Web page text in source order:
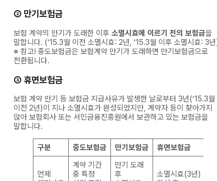
② 만기보험금
보험 계약의 만기가 도래한 이후 소멸시효에 이르기 전의 보험금을
말합니다. (‘15.3월 이전 소멸시효: 2년, ‘15.3월 이후 소멸시효: 3
※ 참고! 중도보험금은 보험계약 만기가 도래하면 만기보험금으로
전환됩니다.
③ 휴면보험금
보험 계약 만기 등 보험금 지급사유가 발생한 날로부터 3년(‘15.3월
이전 2년)이 지나 소멸시효가 완성되었지만, 계약자 등이 찾아가지
않아 보험회사 또는 서민금융진흥원에서 보관하고 있는 보험금을
말합니다.
구분 중도보험금 만기보험금 휴면보험금
언제
계약 기간
중 특정
만기 도래
후
소멸시효(3년)